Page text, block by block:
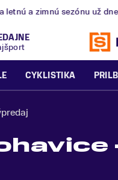
a zimnú sezónu už
CYKLISTIKA